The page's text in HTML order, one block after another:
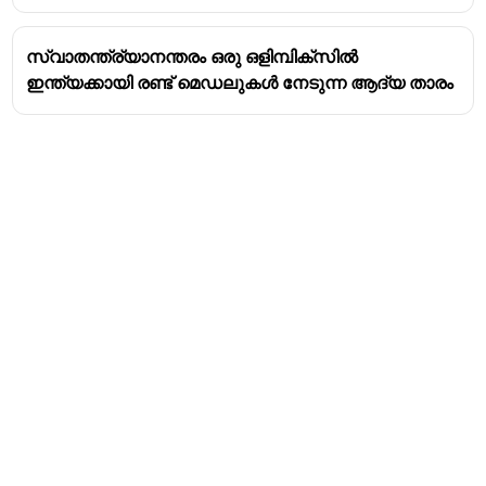
സ്റ്റേഡിയത്തിൽ വെസ്റ്റ് ഇൻഡീസിനെതിരെ നടന്ന
നാഴികക്കല്ല് പിന്നിട്ടത്.
എം.എസ്. ധോണി 90 ടെസ്റ്റ് മത്സരങ്ങൾ
സ്വാതന്ത്ര്യാനന്തരം ഒരു ഒളിമ്പിക്സിൽ
ഇന്ത്യക്കായി രണ്ട് മെഡലുകൾ നേടുന്ന ആദ്യ താരം